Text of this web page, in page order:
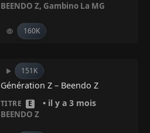
BEENDO Z, Gambino La MG
160K
151K
Génération Z – Beendo Z
TITRE E • il y a 3 mois
BEENDO Z